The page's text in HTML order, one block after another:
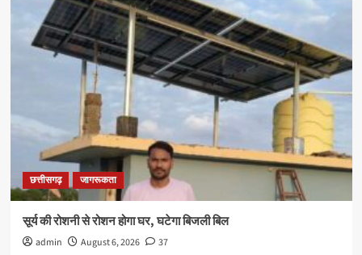
छत्तीसगढ़ जागरूकता
सूर्य की रोशनी से रोशन होगा घर, घटेगा बिजली बिल
admin August 6, 2026 37